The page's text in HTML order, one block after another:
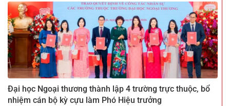
Đại học Ngoại thương thành lập 4 trường trực thuộc, bổ
nhiệm cán bộ kỳ cựu làm Phó Hiệu trưởng